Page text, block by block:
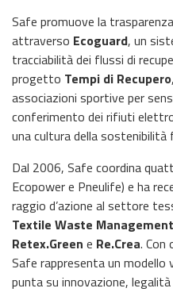
Safe promuove la
attraverso Ecoguard, un
tracciabilità dei flussi di
progetto Tempi di Recupero
associazioni sportive per
conferimento dei rifiuti
una cultura della sostenibilità
Dal 2006, Safe coordina
Ecopower e Pneulife) e ha
raggio d’azione al settore
Textile Waste Management
Retex.Green e Re.Crea. Con
Safe rappresenta un
punta su innovazione,